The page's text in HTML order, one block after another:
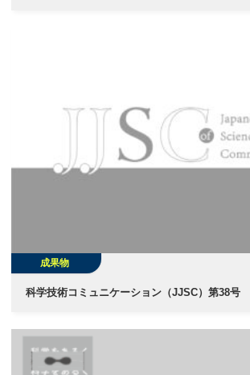
成果物
科学技術コミュニケーション（JJSC）第38号